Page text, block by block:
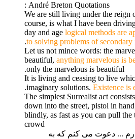
André Breton Quotations :
We are still living under the reign
course, is what I have been
day and age logical methods are
to solving problems of secondary
.
Let us not mince words: the
beautiful, anything marvelous is
only the marvelous is beautiful.
It is living and ceasing to live
imaginary solutions. Existence is
.
The simplest Surrealist act
down into the street, pistol in
blindly, as fast as you can pull the
crowd
... دعوت می کنم که به